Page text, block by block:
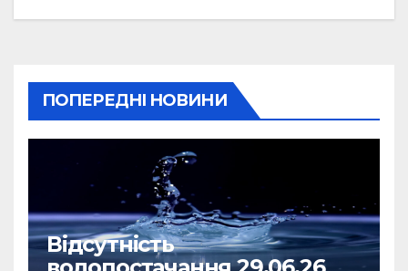
ПОПЕРЕДНІ НОВИНИ
Відсутність